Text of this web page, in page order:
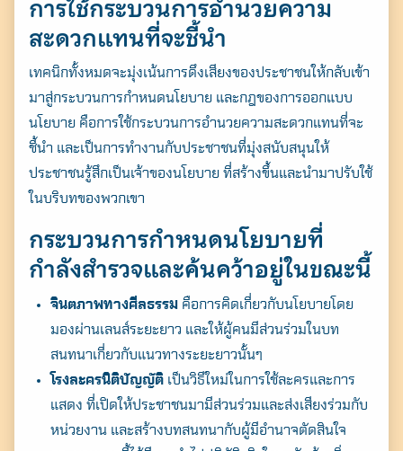
การใช้กระบวนการอำนวยความ
สะดวกแทนที่จะชี้นำ
เทคนิกทั้งหมดจะมุ่งเน้นการดึงเสียงของประชาชนให้กลับเข้า
มาสู่กระบวนการกำหนดนโยบาย และกฎของการออกแบบ
นโยบาย คือการใช้กระบวนการอำนวยความสะดวกแทนที่จะ
ชี้นำ และเป็นการทำงานกับประชาชนที่มุ่งสนับสนุนให้
ประชาชนรู้สึกเป็นเจ้าของนโยบาย ที่สร้างขึ้นและนำมาปรับใช้
ในบริบทของพวกเขา
กระบวนการกำหนดนโยบายที่
กำลังสำรวจและค้นคว้าอยู่ในขณะนี้
จินตภาพทางศีลธรรม คือการคิดเกี่ยวกับนโยบายโดย
มองผ่านเลนส์ระยะยาว และให้ผู้คนมีส่วนร่วมในบท
สนทนาเกี่ยวกับแนวทางระยะยาวนั้นๆ
โรงละครนิติบัญญัติ เป็นวิธีใหม่ในการใช้ละครและการ
แสดง ที่เปิดให้ประชาชนมามีส่วนร่วมและส่งเสียงร่วมกับ
หน่วยงาน และสร้างบทสนทนากับผู้มีอำนาจตัดสินใจ